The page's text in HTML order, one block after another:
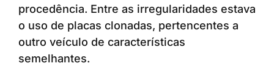
procedência. Entre as irregularidades estava
o uso de placas clonadas, pertencentes a
outro veículo de características
semelhantes.